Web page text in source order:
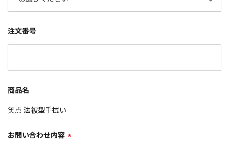
注文番号
商品名
笑点 法被型手拭い
お問い合わせ内容 *